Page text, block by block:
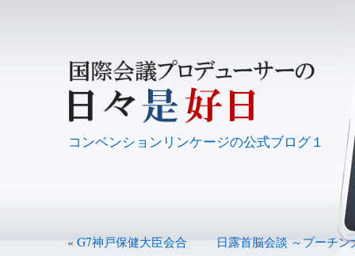
コンベンションリンケージの公式ブログ１
« G7神戸保健大臣会合 日露首脳会談 ～プーチ